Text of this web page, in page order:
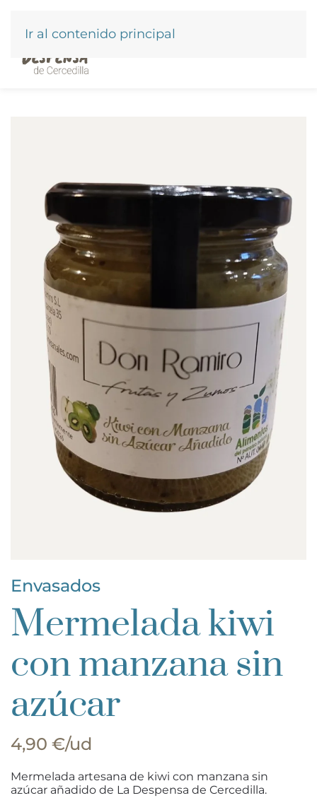
Ir al contenido principal
Envasados
Mermelada kiwi
con manzana sin
azúcar
4,90 €/ud
Mermelada artesana de kiwi con manzana sin
azúcar añadido de La Despensa de Cercedilla.